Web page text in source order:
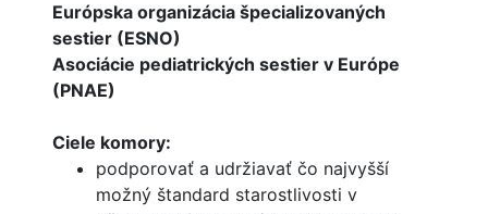
Európska organizácia špecializovaných
sestier (ESNO)
Asociácie pediatrických sestier v Európe
(PNAE)
Ciele komory:
podporovať a udržiavať čo najvyšší
možný štandard starostlivosti v